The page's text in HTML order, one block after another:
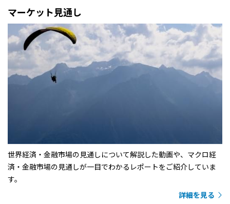
マーケット見通し
世界経済・金融市場の見通しについて解説した動画や、マクロ経
済・金融市場の見通しが一目でわかるレポートをご紹介していま
す。
詳細を見る